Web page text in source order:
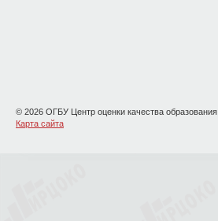
© 2026 ОГБУ Центр оценки качества образования
Карта сайта